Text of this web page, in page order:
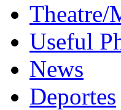
Theatre/
Useful
News
Deportes